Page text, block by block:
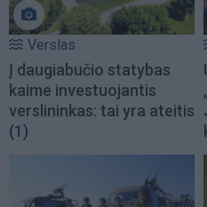
Verslas
Į daugiabučio statybas
kaime investuojantis
verslininkas: tai yra ateitis
(1)